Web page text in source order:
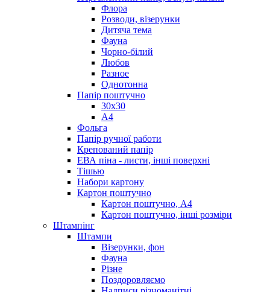
Флора
Розводи, візерунки
Дитяча тема
Фауна
Чорно-білий
Любов
Разное
Однотонна
Папір поштучно
30х30
А4
Фольга
Папір ручної работи
Крепований папір
ЕВА піна - листи, інші поверхні
Тішью
Набори картону
Картон поштучно
Картон поштучно, А4
Картон поштучно, інші розміри
Штампінг
Штампи
Візерунки, фон
Фауна
Різне
Поздоровляємо